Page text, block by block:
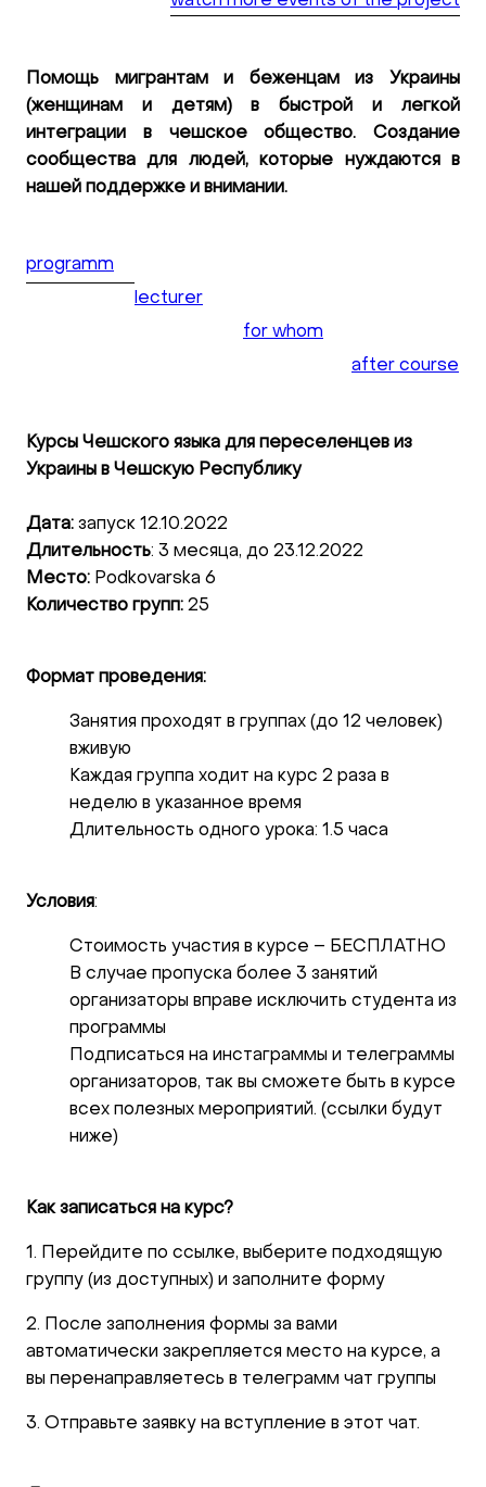
Помощь мигрантам и беженцам из Украины
(женщинам и детям) в быстрой и легкой
интеграции в чешское общество. Создание
сообщества для людей, которые нуждаются в
нашей поддержке и внимании.
programm
lecturer
for whom
after course
Курсы Чешского языка для переселенцев из
Украины в Чешскую Республику
Дата: запуск 12.10.2022
Длительность: 3 месяца, до 23.12.2022
Место: Podkovarska 6
Количество групп: 25
Формат проведения:
Занятия проходят в группах (до 12 человек)
вживую
Каждая группа ходит на курс 2 раза в
неделю в указанное время
Длительность одного урока: 1.5 часа
Условия:
Стоимость участия в курсе – БЕСПЛАТНО
В случае пропуска более 3 занятий
организаторы вправе исключить студента из
программы
Подписаться на инстаграммы и телеграммы
организаторов, так вы сможете быть в курсе
всех полезных мероприятий. (ссылки будут
ниже)
Как записаться на курс?
1. Перейдите по ссылке, выберите подходящую
группу (из доступных) и заполните форму
2. После заполнения формы за вами
автоматически закрепляется место на курсе, а
вы перенаправляетесь в телеграмм чат группы
3. Отправьте заявку на вступление в этот чат.